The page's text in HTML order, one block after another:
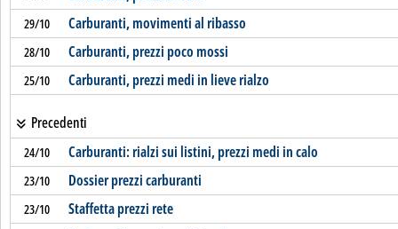
29/10 Carburanti, movimenti al ribasso
28/10 Carburanti, prezzi poco mossi
25/10 Carburanti, prezzi medi in lieve rialzo
Precedenti
24/10 Carburanti: rialzi sui listini, prezzi medi in calo
23/10 Dossier prezzi carburanti
23/10 Staffetta prezzi rete